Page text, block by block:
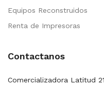
Equipos Reconstruidos
Renta de Impresoras
Contactanos
Comercializadora Latitud